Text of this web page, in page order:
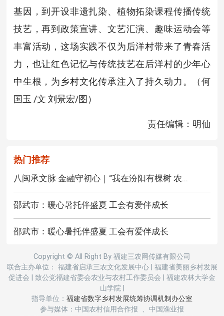
基因，到开设非遗扎染、植物拓染课程传播传统
技艺，再到政策宣讲、文艺汇演、趣味运动会等
丰富活动，这场实践不仅为后洋村带来了青春活
力，也让红色记忆与传统技艺在后洋村的少年心
中生根，为乡村文化传承注入了持久动力。（何
国玉 /文 刘景宏/图）
责任编辑：明仙
热门推荐
八闽承文脉·金融守初心｜“我在汾阳有棵树 农...
邵武市：暖心暑托伴盛夏 工会有爱伴成长
邵武市：暖心暑托伴盛夏 工会有爱伴成长
Copyright © All Right By 福建三农网传媒有限公司
联合主办单位： 福建省启承三农文化发展中心
福建省美丽乡村发展
促进会
致公党福建省委会农业与农村工作委员会
福建农林大学金
山学院
指导单位： 福建省数字乡村发展统筹协调机制办公室
参与媒体：中国农村信用合作报 、中国渔业报